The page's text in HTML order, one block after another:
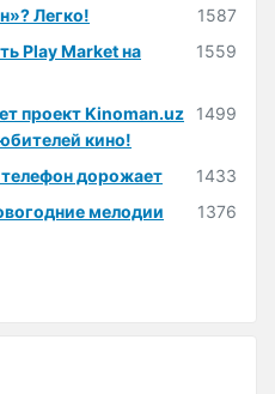
Легко!
1587
Play Market на
1559
проект Kinoman.uz
кино!
1499
дорожает
1433
мелодии
1376